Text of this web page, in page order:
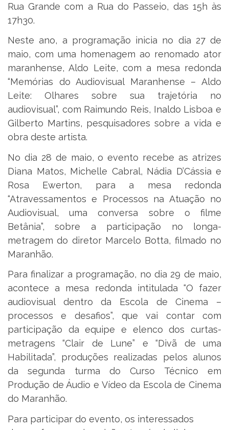
Rua Grande com a Rua do Passeio, das 15h às
17h30.
Neste ano, a programação inicia no dia 27 de
maio, com uma homenagem ao renomado ator
maranhense, Aldo Leite, com a mesa redonda
“Memórias do Audiovisual Maranhense – Aldo
Leite: Olhares sobre sua trajetória no
audiovisual”, com Raimundo Reis, Inaldo Lisboa e
Gilberto Martins, pesquisadores sobre a vida e
obra deste artista.
No dia 28 de maio, o evento recebe as atrizes
Diana Matos, Michelle Cabral, Nádia D’Cássia e
Rosa Ewerton, para a mesa redonda
“Atravessamentos e Processos na Atuação no
Audiovisual, uma conversa sobre o filme
Betânia”, sobre a participação no longa-
metragem do diretor Marcelo Botta, filmado no
Maranhão.
Para finalizar a programação, no dia 29 de maio,
acontece a mesa redonda intitulada “O fazer
audiovisual dentro da Escola de Cinema –
processos e desafios”, que vai contar com
participação da equipe e elenco dos curtas-
metragens “Clair de Lune” e “Divã de uma
Habilitada”, produções realizadas pelos alunos
da segunda turma do Curso Técnico em
Produção de Áudio e Vídeo da Escola de Cinema
do Maranhão.
Para participar do evento, os interessados